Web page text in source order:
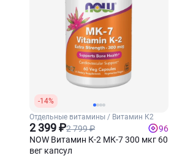
-14%
Отдельные витамины / Витамин К2
2 399 ₽2 799 ₽
96
NOW Витамин К-2 МК-7 300 мкг 60
вег капсул